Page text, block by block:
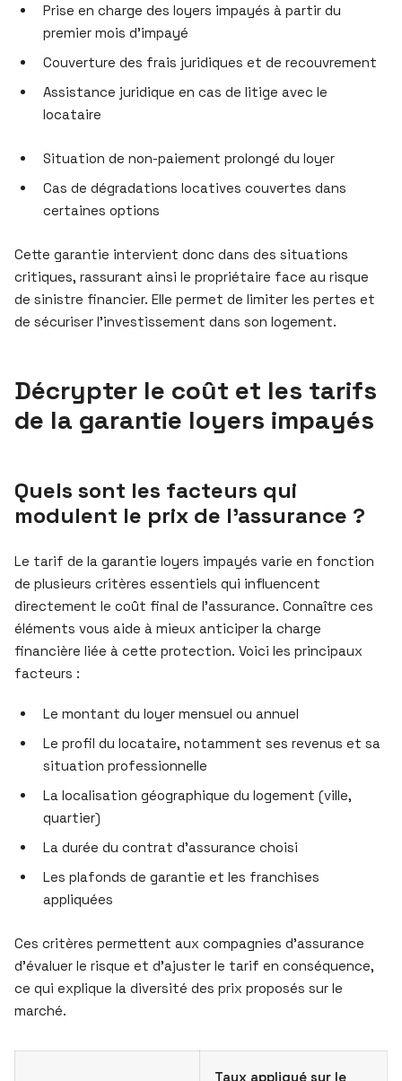
Prise en charge des loyers impayés à partir du
premier mois d’impayé
Couverture des frais juridiques et de recouvrement
Assistance juridique en cas de litige avec le
locataire
Situation de non-paiement prolongé du loyer
Cas de dégradations locatives couvertes dans
certaines options
Cette garantie intervient donc dans des situations
critiques, rassurant ainsi le propriétaire face au risque
de sinistre financier. Elle permet de limiter les pertes et
de sécuriser l’investissement dans son logement.
Décrypter le coût et les tarifs
de la garantie loyers impayés
Quels sont les facteurs qui
modulent le prix de l’assurance ?
Le tarif de la garantie loyers impayés varie en fonction
de plusieurs critères essentiels qui influencent
directement le coût final de l’assurance. Connaître ces
éléments vous aide à mieux anticiper la charge
financière liée à cette protection. Voici les principaux
facteurs :
Le montant du loyer mensuel ou annuel
Le profil du locataire, notamment ses revenus et sa
situation professionnelle
La localisation géographique du logement (ville,
quartier)
La durée du contrat d’assurance choisi
Les plafonds de garantie et les franchises
appliquées
Ces critères permettent aux compagnies d’assurance
d’évaluer le risque et d’ajuster le tarif en conséquence,
ce qui explique la diversité des prix proposés sur le
marché.
Taux appliqué sur le